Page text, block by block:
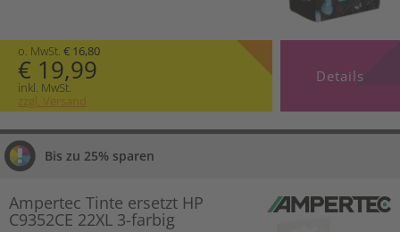
o. MwSt. € 16,80
€ 19,99
inkl. MwSt.
zzgl. Versand
Details
Bis zu 25% sparen
Ampertec Tinte ersetzt HP
C9352CE 22XL 3-farbig